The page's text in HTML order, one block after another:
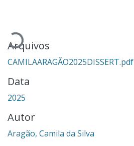
Carregando...
Arquivos
CAMILAARAGÃO2025DISSERT.pdf
Data
2025
Autor
Aragão, Camila da Silva